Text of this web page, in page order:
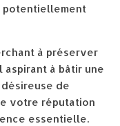
potentiellement
à préserver
à bâtir une
de
votre réputation
essentielle.